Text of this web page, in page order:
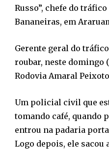
Russo”, chefe do
Bananeiras, em
Gerente geral do
roubar, neste domingo
Rodovia Amaral
Um policial civil que
tomando café, quando
entrou na padaria
Logo depois, ele sacou